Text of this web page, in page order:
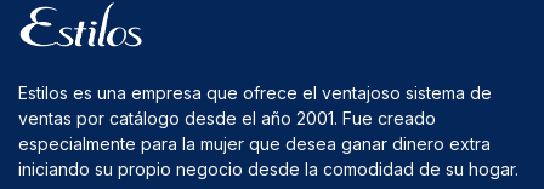
Estilos es una empresa que ofrece el ventajoso sistema de
ventas por catálogo desde el año 2001. Fue creado
especialmente para la mujer que desea ganar dinero extra
iniciando su propio negocio desde la comodidad de su hogar.